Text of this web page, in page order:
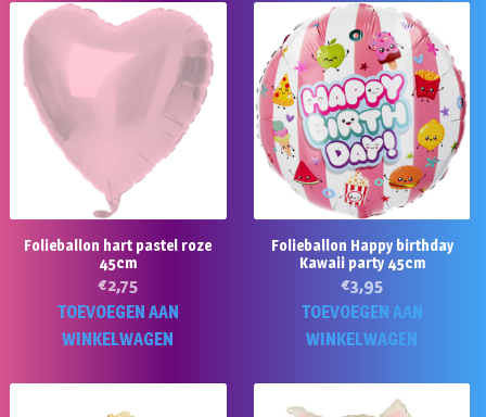
Folieballon hart pastel roze
45cm
€2,75
TOEVOEGEN AAN
WINKELWAGEN
Folieballon Happy birthday
Kawaii party 45cm
€3,95
TOEVOEGEN AAN
WINKELWAGEN